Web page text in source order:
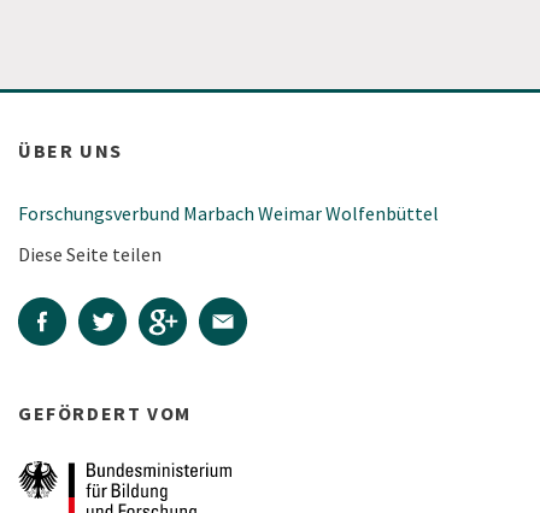
ÜBER UNS
Forschungsverbund Marbach Weimar Wolfenbüttel
Diese Seite teilen
GEFÖRDERT VOM